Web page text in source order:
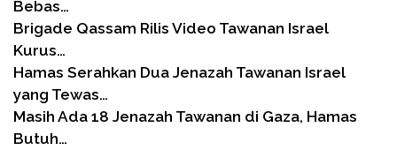
Bebas…
Brigade Qassam Rilis Video Tawanan Israel
Kurus…
Hamas Serahkan Dua Jenazah Tawanan Israel
yang Tewas…
Masih Ada 18 Jenazah Tawanan di Gaza, Hamas
Butuh…